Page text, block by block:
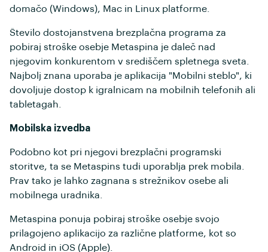
domačo (Windows), Mac in Linux platforme.
Število dostojanstvena brezplačna programa za
pobiraj stroške osebje Metaspina je daleč nad
njegovim konkurentom v središčem spletnega sveta.
Najbolj znana uporaba je aplikacija "Mobilni steblo", ki
dovoljuje dostop k igralnicam na mobilnih telefonih ali
tabletagah.
Mobilska izvedba
Podobno kot pri njegovi brezplačni programski
storitve, ta se Metaspins tudi uporablja prek mobila.
Prav tako je lahko zagnana s strežnikov osebe ali
mobilnega uradnika.
Metaspina ponuja pobiraj stroške osebje svojo
prilagojeno aplikacijo za različne platforme, kot so
Android in iOS (Apple).